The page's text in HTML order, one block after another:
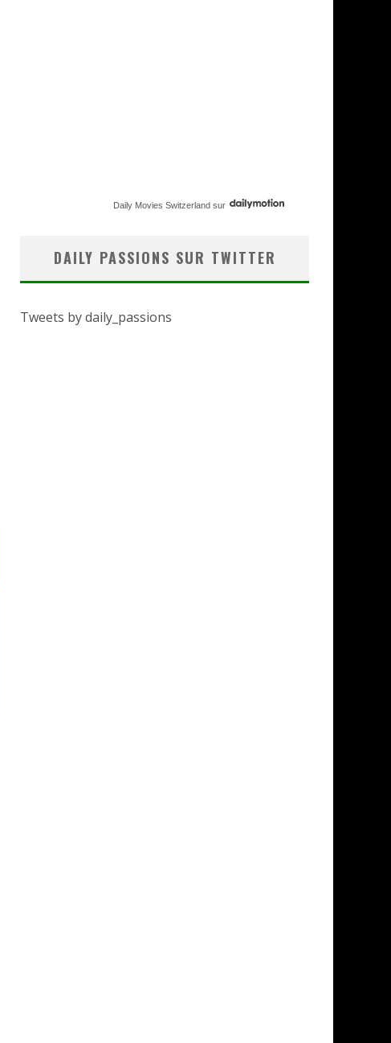
Daily Movies Switzerland sur
DAILY PASSIONS SUR TWITTER
Tweets by daily_passions